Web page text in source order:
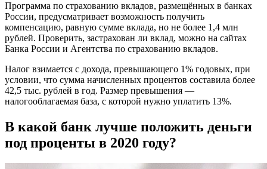
Программа по страхованию вкладов, размещённых в банках
России, предусматривает возможность получить
компенсацию, равную сумме вклада, но не более 1,4 млн
рублей. Проверить, застрахован ли вклад, можно на сайтах
Банка России и Агентства по страхованию вкладов.
Налог взимается с дохода, превышающего 1% годовых, при
условии, что сумма начисленных процентов составила более
42,5 тыс. рублей в год. Размер превышения —
налогооблагаемая база, с которой нужно уплатить 13%.
В какой банк лучше положить деньги
под проценты в 2020 году?